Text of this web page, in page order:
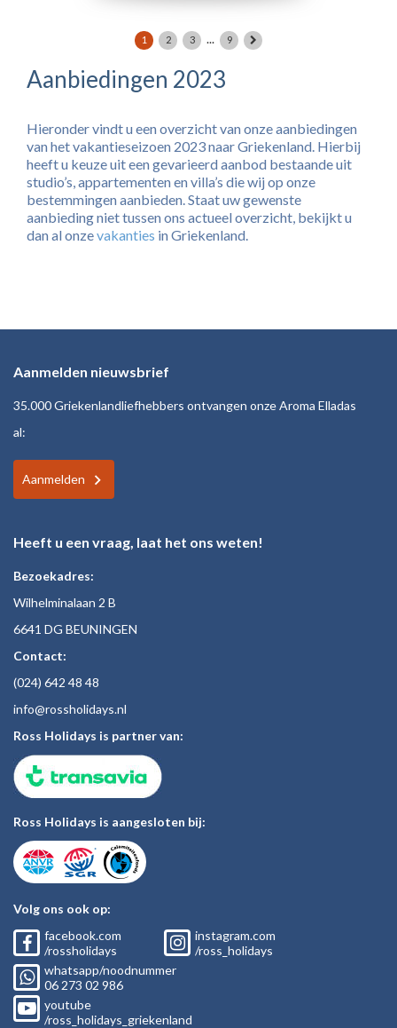
1 2 3 ... 9
Aanbiedingen 2023
Hieronder vindt u een overzicht van onze aanbiedingen
van het vakantieseizoen 2023 naar Griekenland. Hierbij
heeft u keuze uit een gevarieerd aanbod bestaande uit
studio’s, appartementen en villa’s die wij op onze
bestemmingen aanbieden. Staat uw gewenste
aanbieding niet tussen ons actueel overzicht, bekijkt u
dan al onzevakanties in Griekenland.
Aanmelden nieuwsbrief
35.000 Griekenlandliefhebbers ontvangen onze Aroma Elladas
al:
Aanmelden
Heeft u een vraag, laat het ons weten!
Bezoekadres:
Wilhelminalaan 2 B
6641 DG BEUNINGEN
Contact:
(024) 642 48 48
info@rossholidays.nl
Ross Holidays is partner van:
Ross Holidays is aangesloten bij:
Volg ons ook op:
facebook.com
/rossholidays
instagram.com
/ross_holidays
whatsapp/noodnummer
06 273 02 986
youtube
/ross_holidays_griekenland